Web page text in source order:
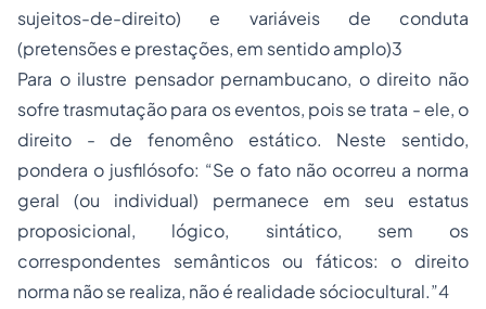
sujeitos-de-direito) e variáveis de conduta
(pretensões e prestações, em sentido amplo)3
Para o ilustre pensador pernambucano, o direito não
sofre trasmutação para os eventos, pois se trata - ele, o
direito - de fenomêno estático. Neste sentido,
pondera o jusfilósofo: “Se o fato não ocorreu a norma
geral (ou individual) permanece em seu estatus
proposicional, lógico, sintático, sem os
correspondentes semânticos ou fáticos: o direito
norma não se realiza, não é realidade sóciocultural.”4